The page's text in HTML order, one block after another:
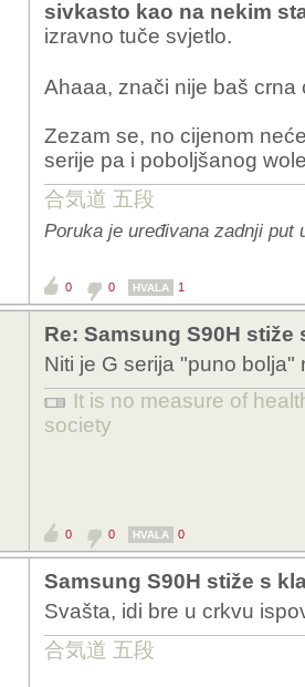
sivkasto kao na nekim
izravno tuče svjetlo.
Ahaaa, znači nije baš
Zezam se, no cijenom
serije pa i poboljšanog
合気道 五段
Poruka je uređivana zadnji put
0 0 HVALA 1
Re: Samsung S90H
Niti je G serija "puno bolja"
It is no measure of
society
0 0 HVALA 0
Samsung S90H stiže s
Svašta, idi bre u crkvu
合気道 五段